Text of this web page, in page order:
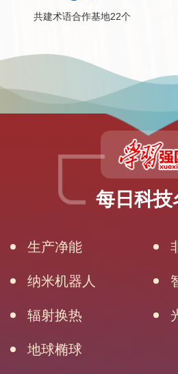
共建术语合作基地22个
每日科技
生产净能
纳米机器人
辐射换热
地球椭球